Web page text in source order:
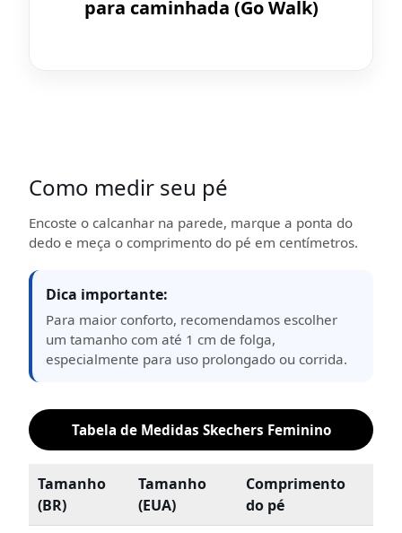
para caminhada (Go Walk)
Como medir seu pé
Encoste o calcanhar na parede, marque a ponta do
dedo e meça o comprimento do pé em centímetros.
Dica importante:
Para maior conforto, recomendamos escolher
um tamanho com até 1 cm de folga,
especialmente para uso prolongado ou corrida.
Tabela de Medidas Skechers Feminino
Tamanho
(BR)
Tamanho
(EUA)
Comprimento
do pé